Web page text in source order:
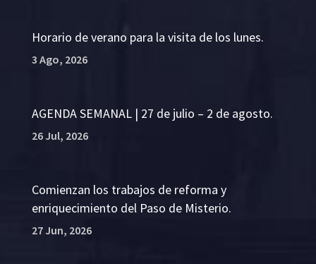
Horario de verano para la visita de los lunes.
3 Ago, 2026
AGENDA SEMANAL | 27 de julio – 2 de agosto.
26 Jul, 2026
Comienzan los trabajos de reforma y
enriquecimiento del Paso de Misterio.
27 Jun, 2026